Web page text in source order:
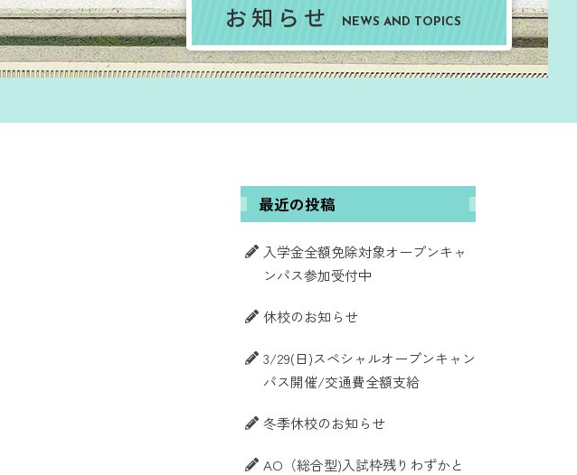
お知らせ NEWS AND TOPICS
最近の投稿
入学金全額免除対象オープンキャ
ンパス参加受付中
休校のお知らせ
3/29(日)スペシャルオープンキャン
パス開催/交通費全額支給
冬季休校のお知らせ
AO（総合型)入試枠残りわずかと